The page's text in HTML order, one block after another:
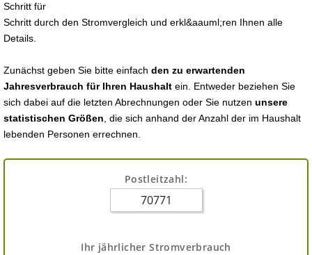
Schritt für
Schritt durch den Stromvergleich und erkl&aauml;ren Ihnen alle
Details.
Zunächst geben Sie bitte einfach den zu erwartenden
Jahresverbrauch für Ihren Haushalt ein. Entweder beziehen Sie
sich dabei auf die letzten Abrechnungen oder Sie nutzen unsere
statistischen Größen , die sich anhand der Anzahl der im Haushalt
lebenden Personen errechnen.
Postleitzahl:
Ihr jährlicher Stromverbrauch